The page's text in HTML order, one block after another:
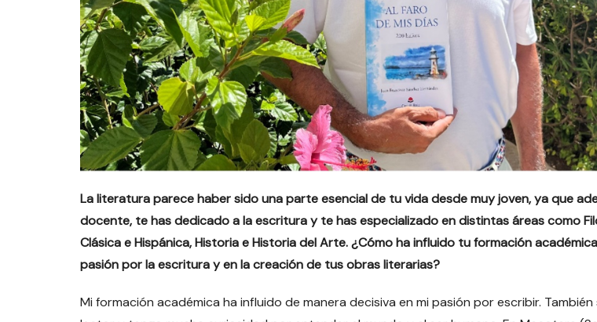
La literatura parece haber sido una parte esencial de tu vida desde muy joven, ya que
docente, te has dedicado a la escritura y te has especializado en distintas áreas como
Clásica e Hispánica, Historia e Historia del Arte. ¿Cómo ha influido tu formación
pasión por la escritura y en la creación de tus obras literarias?
Mi formación académica ha influido de manera decisiva en mi pasión por escribir. También